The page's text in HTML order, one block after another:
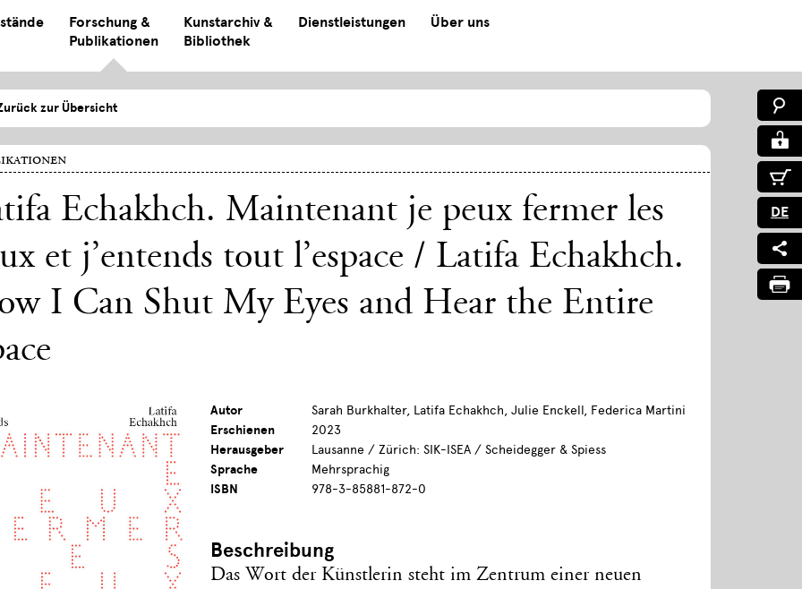
Forschung &
Publikationen
Kunstarchiv &
Bibliothek
Dienstleistungen Über uns
DE
zur Übersicht
Echakhch. Maintenant je peux fermer les
et j’entends tout l’espace / Latifa Echakhch.
I Can Shut My Eyes and Hear the Entire
Autor
Sarah Burkhalter, Latifa Echakhch, Julie Enckell, Federica Martini
Erschienen
2023
Herausgeber
Lausanne / Zürich: SIK-ISEA / Scheidegger & Spiess
Sprache
Mehrsprachig
ISBN
978-3-85881-872-0
Beschreibung
Das Wort der Künstlerin steht im Zentrum einer neuen